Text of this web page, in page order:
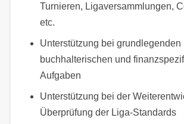
Turnieren, Ligaversammlungen,
etc.
Unterstützung bei grundlegenden
buchhalterischen und
Aufgaben
Unterstützung bei der
Überprüfung der Liga-Standards